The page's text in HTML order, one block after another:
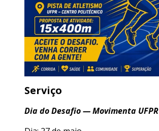
Serviço
Dia do Desafio — Movimenta UFPR